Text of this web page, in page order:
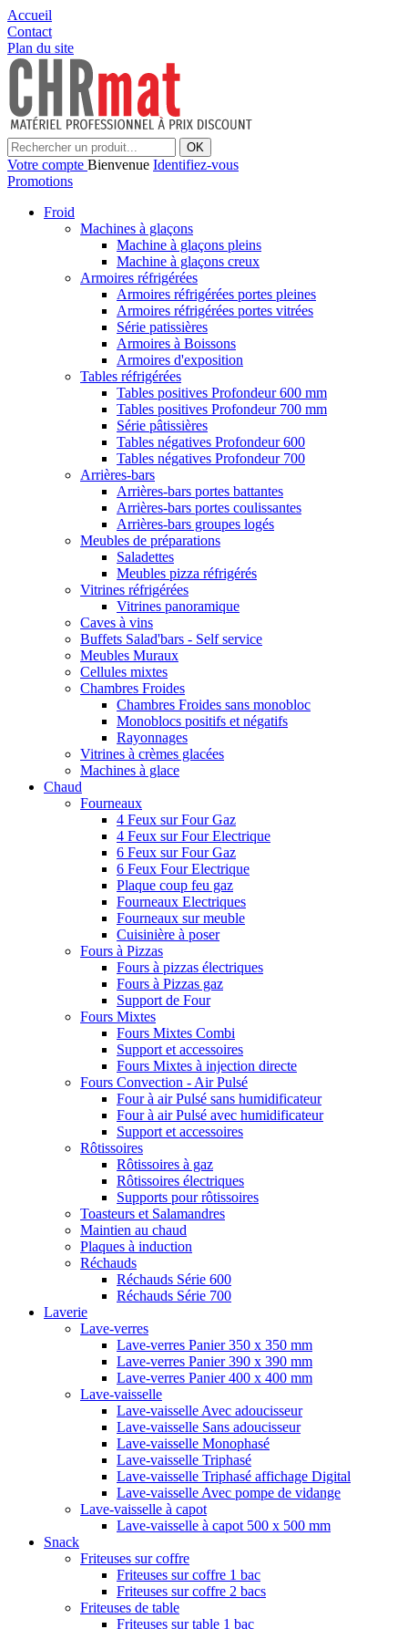
Accueil
Contact
Plan du site
OK
Votre compte Bienvenue Identifiez-vous
Promotions
Froid
Machines à glaçons
Machine à glaçons pleins
Machine à glaçons creux
Armoires réfrigérées
Armoires réfrigérées portes pleines
Armoires réfrigérées portes vitrées
Série patissières
Armoires à Boissons
Armoires d'exposition
Tables réfrigérées
Tables positives Profondeur 600 mm
Tables positives Profondeur 700 mm
Série pâtissières
Tables négatives Profondeur 600
Tables négatives Profondeur 700
Arrières-bars
Arrières-bars portes battantes
Arrières-bars portes coulissantes
Arrières-bars groupes logés
Meubles de préparations
Saladettes
Meubles pizza réfrigérés
Vitrines réfrigérées
Vitrines panoramique
Caves à vins
Buffets Salad'bars - Self service
Meubles Muraux
Cellules mixtes
Chambres Froides
Chambres Froides sans monobloc
Monoblocs positifs et négatifs
Rayonnages
Vitrines à crèmes glacées
Machines à glace
Chaud
Fourneaux
4 Feux sur Four Gaz
4 Feux sur Four Electrique
6 Feux sur Four Gaz
6 Feux Four Electrique
Plaque coup feu gaz
Fourneaux Electriques
Fourneaux sur meuble
Cuisinière à poser
Fours à Pizzas
Fours à pizzas électriques
Fours à Pizzas gaz
Support de Four
Fours Mixtes
Fours Mixtes Combi
Support et accessoires
Fours Mixtes à injection directe
Fours Convection - Air Pulsé
Four à air Pulsé sans humidificateur
Four à air Pulsé avec humidificateur
Support et accessoires
Rôtissoires
Rôtissoires à gaz
Rôtissoires électriques
Supports pour rôtissoires
Toasteurs et Salamandres
Maintien au chaud
Plaques à induction
Réchauds
Réchauds Série 600
Réchauds Série 700
Laverie
Lave-verres
Lave-verres Panier 350 x 350 mm
Lave-verres Panier 390 x 390 mm
Lave-verres Panier 400 x 400 mm
Lave-vaisselle
Lave-vaisselle Avec adoucisseur
Lave-vaisselle Sans adoucisseur
Lave-vaisselle Monophasé
Lave-vaisselle Triphasé
Lave-vaisselle Triphasé affichage Digital
Lave-vaisselle Avec pompe de vidange
Lave-vaisselle à capot
Lave-vaisselle à capot 500 x 500 mm
Snack
Friteuses sur coffre
Friteuses sur coffre 1 bac
Friteuses sur coffre 2 bacs
Friteuses de table
Friteuses sur table 1 bac